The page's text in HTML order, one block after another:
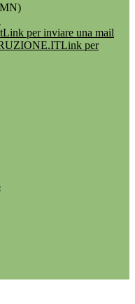
Link per inviare una mail
Link per